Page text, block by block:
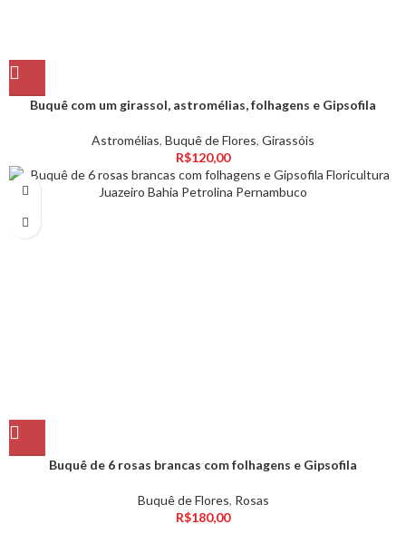
Buquê com um girassol, astromélias, folhagens e Gipsofila
Astromélias, Buquê de Flores, Girassóis
R$120,00
Buquê de 6 rosas brancas com folhagens e Gipsofila
Buquê de Flores, Rosas
R$180,00